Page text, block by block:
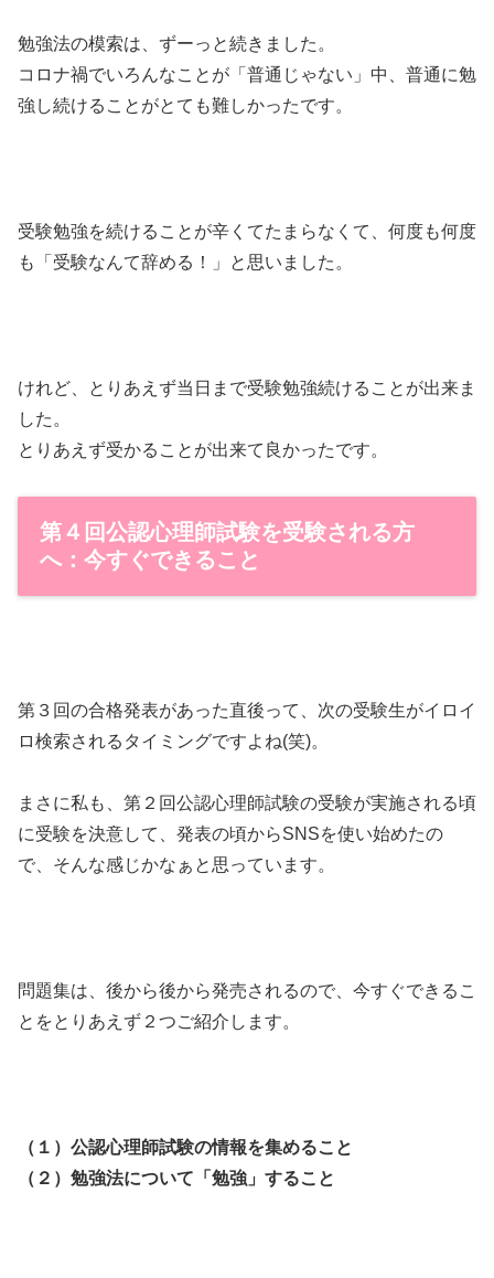
勉強法の模索は、ずーっと続きました。
コロナ禍でいろんなことが「普通じゃない」中、普通に勉
強し続けることがとても難しかったです。
受験勉強を続けることが辛くてたまらなくて、何度も何度
も「受験なんて辞める！」と思いました。
けれど、とりあえず当日まで受験勉強続けることが出来ま
した。
とりあえず受かることが出来て良かったです。
第４回公認心理師試験を受験される方
へ：今すぐできること
第３回の合格発表があった直後って、次の受験生がイロイ
ロ検索されるタイミングですよね(笑)。
まさに私も、第２回公認心理師試験の受験が実施される頃
に受験を決意して、発表の頃からSNSを使い始めたの
で、そんな感じかなぁと思っています。
問題集は、後から後から発売されるので、今すぐできるこ
とをとりあえず２つご紹介します。
（１）公認心理師試験の情報を集めること
（２）勉強法について「勉強」すること